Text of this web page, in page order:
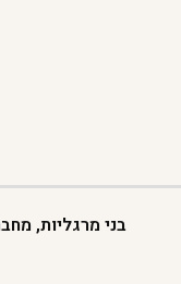
בני מרגליות,